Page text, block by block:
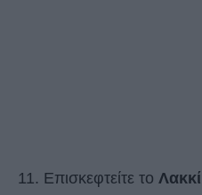
11. Επισκεφτείτε το Λακκί